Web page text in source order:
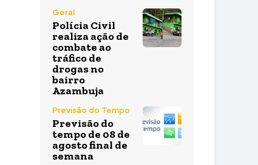
Geral
Polícia Civil
realiza ação de
combate ao
tráfico de
drogas no
bairro
Azambuja
Previsão do Tempo
Previsão do
tempo de 08 de
agosto final de
semana